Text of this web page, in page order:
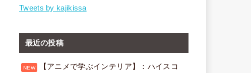
Tweets by kajikissa
最近の投稿
【アニメで学ぶインテリア】：ハイスコ